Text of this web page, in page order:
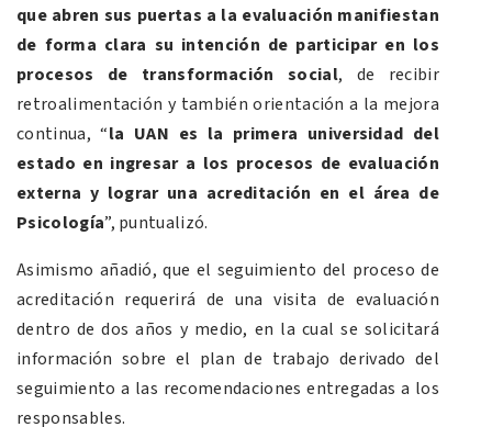
que abren sus puertas a la evaluación manifiestan
de forma clara su intención de participar en los
procesos de transformación social, de recibir
retroalimentación y también orientación a la mejora
continua, “la UAN es la primera universidad del
estado en ingresar a los procesos de evaluación
externa y lograr una acreditación en el área de
Psicología”, puntualizó.
Asimismo añadió, que el seguimiento del proceso de
acreditación requerirá de una visita de evaluación
dentro de dos años y medio, en la cual se solicitará
información sobre el plan de trabajo derivado del
seguimiento a las recomendaciones entregadas a los
responsables.